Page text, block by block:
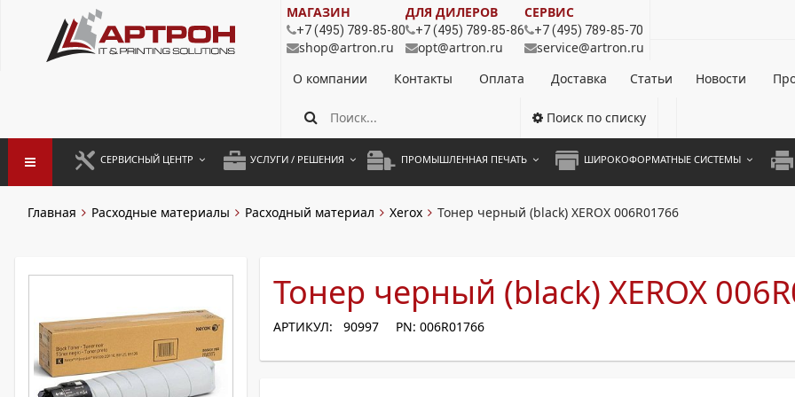
МАГАЗИН
+7 (495) 789-85-80
shop@artron.ru
ДЛЯ ДИЛЕРОВ
+7 (495) 789-85-86
opt@artron.ru
СЕРВИС
+7 (495) 789-85-70
service@artron.ru
О компании
Контакты Оплата Доставка Статьи Новости
Поиск по списку
СЕРВИСНЫЙ ЦЕНТР
ПРОФИЛАКТИКА И ТО
РАЗОВЫЕ РЕМОНТЫ
УСЛУГИ / РЕШЕНИЯ
АРЕНДА ОБОРУДОВАНИЯ
ПРОМЫШЛЕННАЯ ПЕЧАТЬ ШИРОКОФОРМАТНЫЕ СИСТЕМЫ
А4
Главная Расходные материалы Расходный материал Xerox Тонер черный (black) XEROX 006R01766
Тонер черный (black) XEROX
АРТИКУЛ: 90997 PN: 006R01766